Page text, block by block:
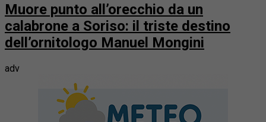
Muore punto all’orecchio da un
calabrone a Soriso: il triste destino
dell’ornitologo Manuel Mongini
adv